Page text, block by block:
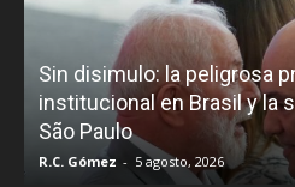
Sin disimulo: la peligrosa
institucional en Brasil y la
São Paulo
R.C. Gómez - 5 agosto, 2026